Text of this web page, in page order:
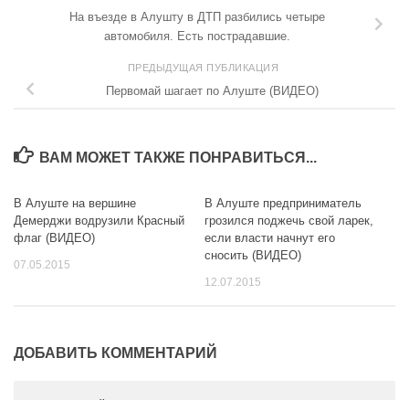
На въезде в Алушту в ДТП разбились четыре
автомобиля. Есть пострадавшие.
ПРЕДЫДУЩАЯ ПУБЛИКАЦИЯ
Первомай шагает по Алуште (ВИДЕО)
ВАМ МОЖЕТ ТАКЖЕ ПОНРАВИТЬСЯ...
В Алуште на вершине
Демерджи водрузили Красный
флаг (ВИДЕО)
07.05.2015
В Алуште предприниматель
грозился поджечь свой ларек,
если власти начнут его
сносить (ВИДЕО)
12.07.2015
ДОБАВИТЬ КОММЕНТАРИЙ